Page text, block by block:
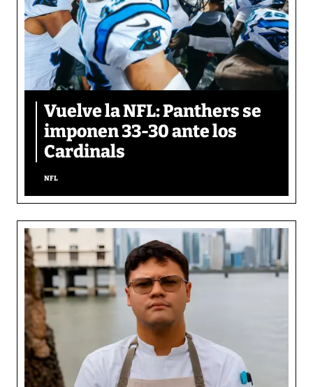
Vuelve la NFL: Panthers se
imponen 33-30 ante los
Cardinals
NFL